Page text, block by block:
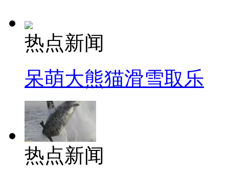
热点新闻
呆萌大熊猫滑雪取乐
热点新闻